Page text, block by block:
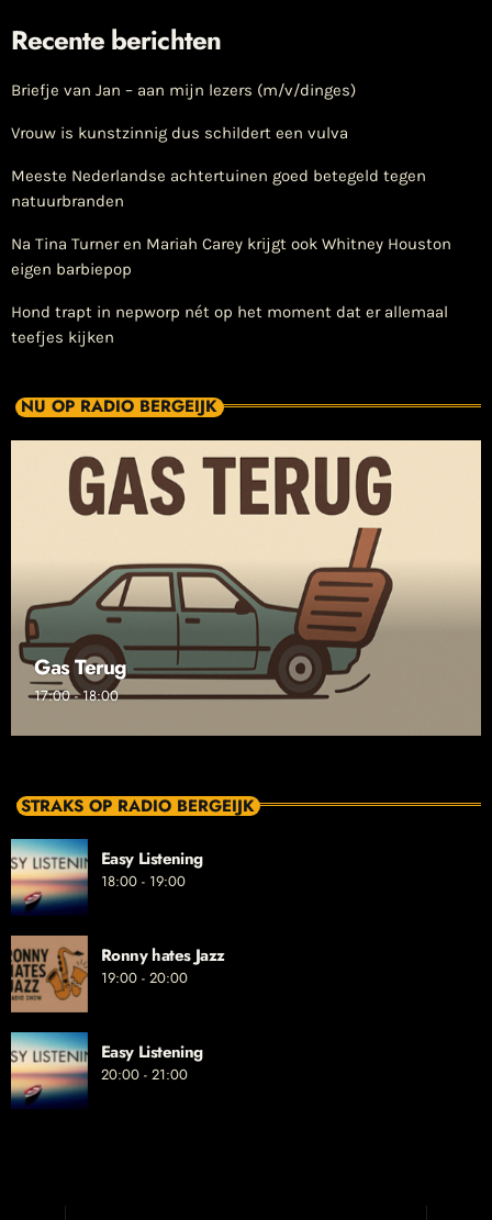
Recente berichten
Briefje van Jan – aan mijn lezers (m/v/dinges)
Vrouw is kunstzinnig dus schildert een vulva
Meeste Nederlandse achtertuinen goed betegeld tegen
natuurbranden
Na Tina Turner en Mariah Carey krijgt ook Whitney Houston
eigen barbiepop
Hond trapt in nepworp nét op het moment dat er allemaal
teefjes kijken
NU OP RADIO BERGEIJK
Gas Terug
17:00 - 18:00
STRAKS OP RADIO BERGEIJK
Easy Listening
18:00 - 19:00
Ronny hates Jazz
19:00 - 20:00
Easy Listening
20:00 - 21:00